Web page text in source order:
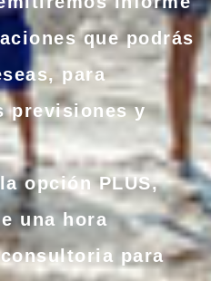
que podrás
para
previsiones y
opción PLUS,
una hora
para